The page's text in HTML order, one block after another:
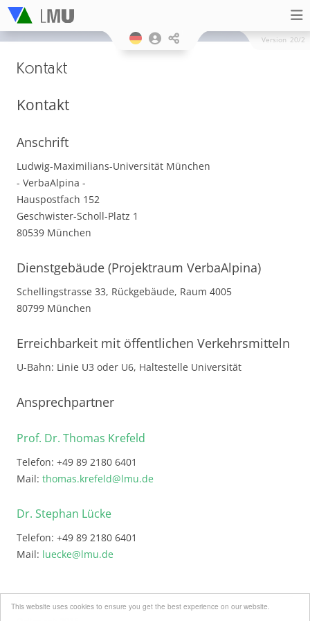
This website uses cookies to ensure you get the best experience on our website.
Version 20/2
Kontakt
Kontakt
Anschrift
Ludwig-Maximilians-Universität München
- VerbaAlpina -
Hauspostfach 152
Geschwister-Scholl-Platz 1
80539 München
Dienstgebäude (Projektraum VerbaAlpina)
Schellingstrasse 33, Rückgebäude, Raum 4005
80799 München
Erreichbarkeit mit öffentlichen Verkehrsmitteln
U-Bahn: Linie U3 oder U6, Haltestelle Universität
Ansprechpartner
Prof. Dr. Thomas Krefeld
Telefon: +49 89 2180 6401
Mail: thomas.krefeld@lmu.de
Dr. Stephan Lücke
Telefon: +49 89 2180 6401
Mail: luecke@lmu.de